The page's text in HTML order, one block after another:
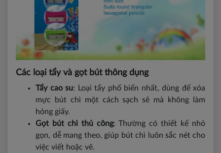
Các loại tẩy và gọt bút thông dụng
Tẩy cao su: Loại tẩy phổ biến nhất, dùng để xóa
mực bút chì một cách sạch sẽ mà không làm
hỏng giấy.
Gọt bút chì thủ công: Thường có thiết kế nhỏ
gọn, dễ mang theo, giúp bút chì luôn sắc nét cho
việc viết hoặc vẽ.